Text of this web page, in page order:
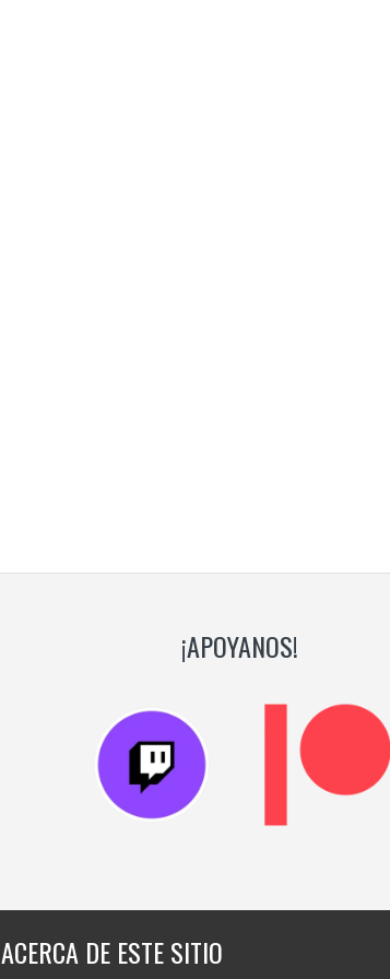
¡APOYANOS!
ACERCA DE ESTE SITIO